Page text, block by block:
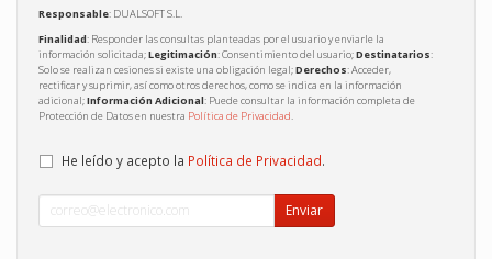
Responsable: DUALSOFT S.L.
Finalidad: Responder las consultas planteadas por el usuario y enviarle la
información solicitada;Legitimación: Consentimiento del usuario;Destinatarios:
Solo se realizan cesiones si existe una obligación legal;Derechos: Acceder,
rectificar y suprimir, así como otros derechos, como se indica en la información
adicional;Información Adicional: Puede consultar la información completa de
Protección de Datos en nuestra Política de Privacidad
He leído y acepto la Política de Privacidad.
Enviar